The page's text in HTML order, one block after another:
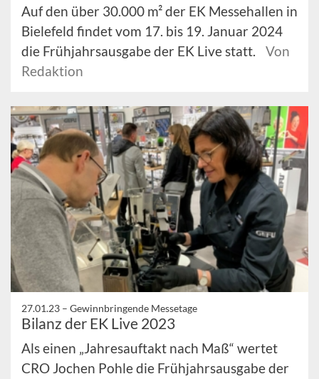
Auf den über 30.000 m² der EK Messehallen in
Bielefeld findet vom 17. bis 19. Januar 2024
die Frühjahrsausgabe der EK Live statt.
Von
Redaktion
27.01.23 – Gewinnbringende Messetage
Bilanz der EK Live 2023
Als einen „Jahresauftakt nach Maß“ wertet
CRO Jochen Pohle die Frühjahrsausgabe der